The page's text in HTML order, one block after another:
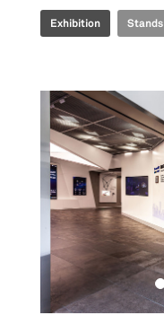
Exhibition Stands